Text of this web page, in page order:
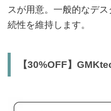
スが用意。一般的なデ
続性を維持します。
【30%OFF】